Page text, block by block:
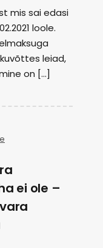
mis sai edasi
loole.
leiad,
on […]
ei ole –